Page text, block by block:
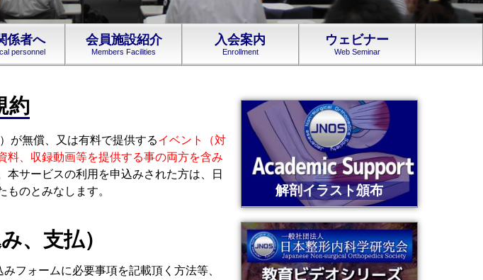
係者へ
personnel
会員施設紹介
Members Facilities
入会案内
Enrollment
ウェビナー
Web Seminar
約
が無償、又は有料で提供するイベント（対
料、収録動画等を提供する事の両方を含み
本サービスの利用を申込みされた方は、日
のとみなします。
、支払）
フォームに必要事項を記載頂く方法等、
解剖イラスト頒布